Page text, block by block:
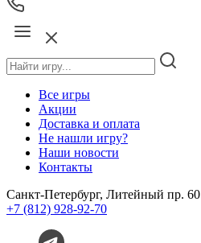
Все игры
Акции
Доставка и оплата
Не нашли игру?
Наши новости
Контакты
Санкт-Петербург, Литейный пр. 60
+7 (812) 928-92-70